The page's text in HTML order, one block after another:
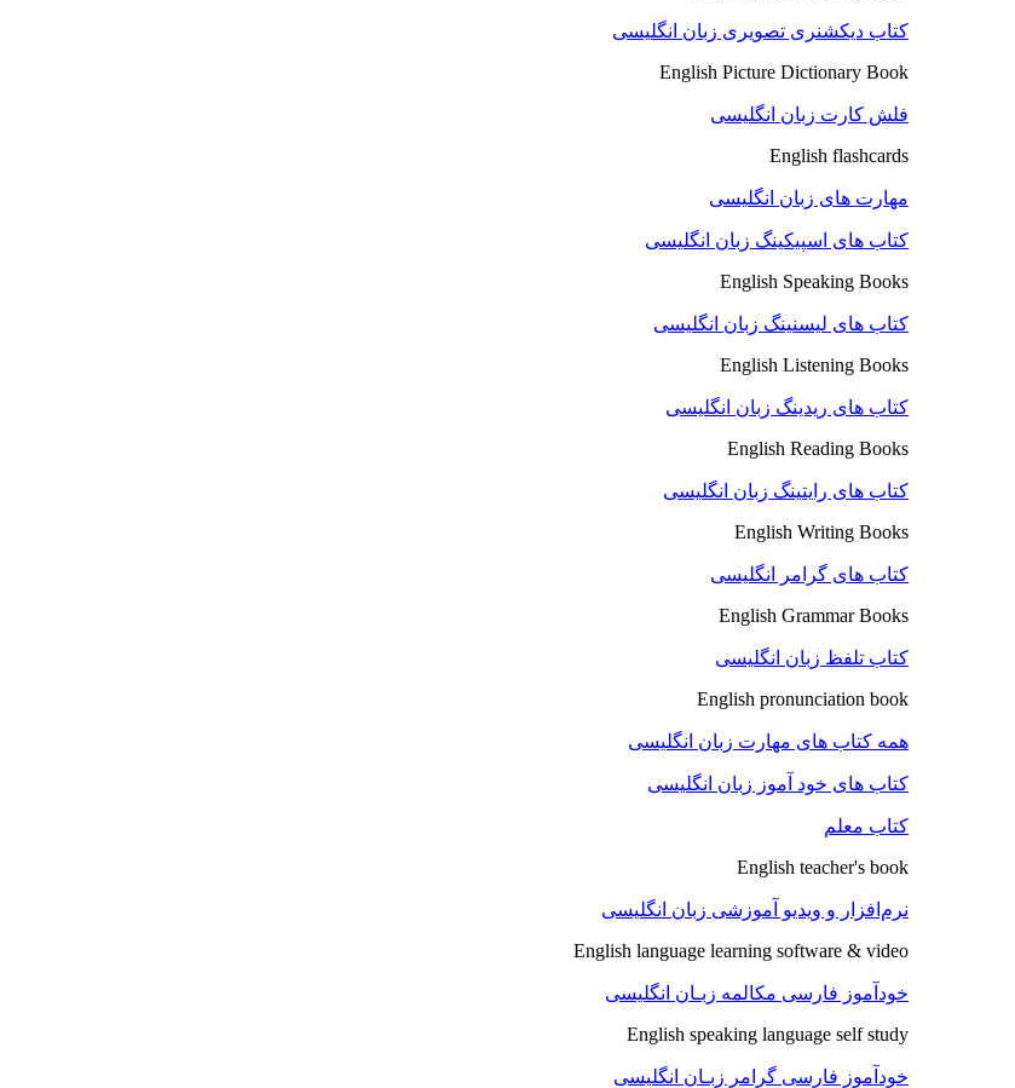
کتاب دیکشنری تصویری زبان انگلیسی
English Picture Dictionary Book
فلش کارت زبان انگلیسی
English flashcards
مهارت های زبان انگلیسی
کتاب های اسپیکینگ زبان انگلیسی
English Speaking Books
کتاب های لیسنینگ زبان انگلیسی
English Listening Books
کتاب های ریدینگ زبان انگلیسی
English Reading Books
کتاب های رایتینگ زبان انگلیسی
English Writing Books
کتاب های گرامر انگلیسی
English Grammar Books
کتاب تلفظ زبان انگلیسی
English pronunciation book
همه کتاب های مهارت زبان انگلیسی
کتاب های خود آموز زبان انگلیسی
کتاب معلم
English teacher's book
نرم‌افزار و ویدیو آموزشی زبان انگلیسی
English language learning software & video
خودآموز فارسی مکالمه زبـان انگلیسی
English speaking language self study
خودآموز فارسی گرامر زبـان انگلیسی